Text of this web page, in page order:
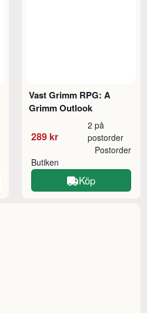
Vast Grimm RPG: A
Grimm Outlook
289 kr
2 på
postorder
Butiken
Postorder
Köp